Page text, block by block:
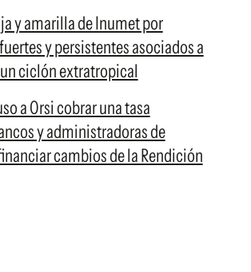
y amarilla de Inumet por
y persistentes asociados a
ciclón extratropical
a Orsi cobrar una tasa
y administradoras de
cambios de la Rendición